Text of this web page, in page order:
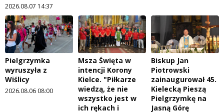
2026.08.07 14:37
Pielgrzymka
wyruszyła z
Wiślicy
2026.08.06 08:00
Msza Święta w
intencji Korony
Kielce. "Piłkarze
wiedzą, że nie
wszystko jest w
ich rękach i
Biskup Jan
Piotrowski
zainaugurował 45.
Kielecką Pieszą
Pielgrzymkę na
Jasną Górę